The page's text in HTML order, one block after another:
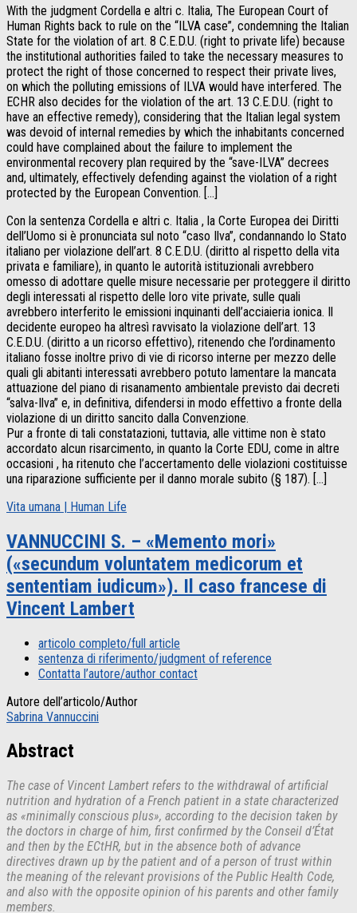
With the judgment Cordella e altri c. Italia, The European Court of
Human Rights back to rule on the “ILVA case”, condemning the Italian
State for the violation of art. 8 C.E.D.U. (right to private life) because
the institutional authorities failed to take the necessary measures to
protect the right of those concerned to respect their private lives,
on which the polluting emissions of ILVA would have interfered. The
ECHR also decides for the violation of the art. 13 C.E.D.U. (right to
have an effective remedy), considering that the Italian legal system
was devoid of internal remedies by which the inhabitants concerned
could have complained about the failure to implement the
environmental recovery plan required by the “save-ILVA” decrees
and, ultimately, effectively defending against the violation of a right
protected by the European Convention. […]
Con la sentenza Cordella e altri c. Italia , la Corte Europea dei Diritti
dell’Uomo si è pronunciata sul noto “caso Ilva”, condannando lo Stato
italiano per violazione dell’art. 8 C.E.D.U. (diritto al rispetto della vita
privata e familiare), in quanto le autorità istituzionali avrebbero
omesso di adottare quelle misure necessarie per proteggere il diritto
degli interessati al rispetto delle loro vite private, sulle quali
avrebbero interferito le emissioni inquinanti dell’acciaieria ionica. Il
decidente europeo ha altresì ravvisato la violazione dell’art. 13
C.E.D.U. (diritto a un ricorso effettivo), ritenendo che l’ordinamento
italiano fosse inoltre privo di vie di ricorso interne per mezzo delle
quali gli abitanti interessati avrebbero potuto lamentare la mancata
attuazione del piano di risanamento ambientale previsto dai decreti
“salva-Ilva” e, in definitiva, difendersi in modo effettivo a fronte della
violazione di un diritto sancito dalla Convenzione.
Pur a fronte di tali constatazioni, tuttavia, alle vittime non è stato
accordato alcun risarcimento, in quanto la Corte EDU, come in altre
occasioni , ha ritenuto che l’accertamento delle violazioni costituisse
una riparazione sufficiente per il danno morale subito (§ 187). […]
Vita umana | Human Life
VANNUCCINI S. – «Memento mori»
(«secundum voluntatem medicorum et
sententiam iudicum»). Il caso francese di
Vincent Lambert
articolo completo/full article
sentenza di riferimento/judgment of reference
Contatta l’autore/author contact
Autore dell’articolo/Author
Sabrina Vannuccini
Abstract
The case of Vincent Lambert refers to the withdrawal of artificial
nutrition and hydration of a French patient in a state characterized
as «minimally conscious plus», according to the decision taken by
the doctors in charge of him, first confirmed by the Conseil d’État
and then by the ECtHR, but in the absence both of advance
directives drawn up by the patient and of a person of trust within
the meaning of the relevant provisions of the Public Health Code,
and also with the opposite opinion of his parents and other family
members.